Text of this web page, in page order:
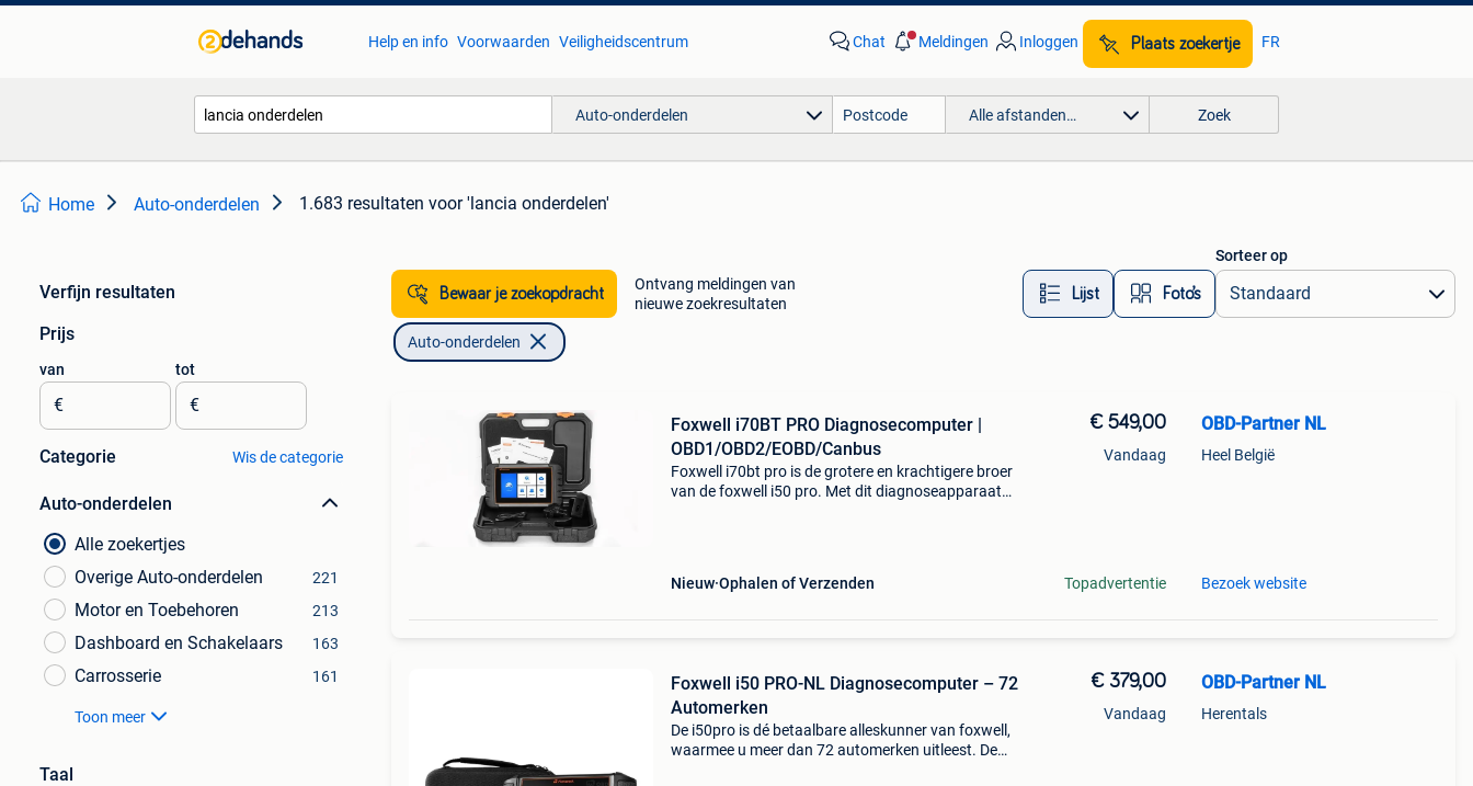
Help en info Voorwaarden Veiligheidscentrum Chat Meldingen Inloggen Plaats zoekertje FR
Auto-onderdelen Alle afstanden… Zoek
Home Auto-onderdelen 1.683 resultaten voor 'lancia onderdelen'
Verfijn resultaten
Prijs
van
€
tot
€
Categorie Wis de categorie
Auto-onderdelen
Alle zoekertjes
Overige Auto-onderdelen
221
Motor en Toebehoren 213
Dashboard en Schakelaars 163
Carrosserie 161
Toon meer
Taal
Bewaar je zoekopdracht
Ontvang meldingen van
nieuwe zoekresultaten
Lijst Foto’s
Sorteer op
Auto-onderdelen
Foxwell i70BT PRO Diagnosecomputer |
OBD1/OBD2/EOBD/Canbus
Foxwell i70bt pro is de grotere en krachtigere broer
van de foxwell i50 pro. Met dit diagnoseapparaat
Nieuw Ophalen of Verzenden
€ 549,00
Vandaag
Topadvertentie
OBD-Partner NL
Heel België
Bezoek website
Foxwell i50 PRO-NL Diagnosecomputer – 72
Automerken
De i50pro is dé betaalbare alleskunner van foxwell,
waarmee u meer dan 72 automerken uitleest. De
€ 379,00
Vandaag
OBD-Partner NL
Herentals